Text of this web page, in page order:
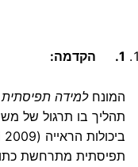
1. הקדמה:
המונחלמידה תפיסתית
תהליך בו תרגול של
תפיסתית מתרחשת